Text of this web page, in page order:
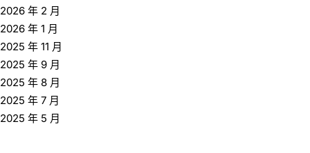
2026 年 2 月
2026 年 1 月
2025 年 11 月
2025 年 9 月
2025 年 8 月
2025 年 7 月
2025 年 5 月